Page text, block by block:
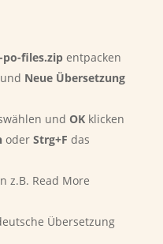
po-files.zipentpacken
Neue Übersetzung
und OKklicken
oder Strg+F das
z.B. Read More
Übersetzung